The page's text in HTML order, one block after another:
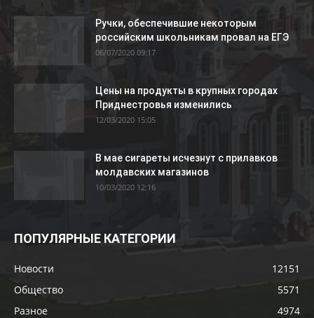
Ручки, обеспечившие некоторым
российским школьникам провал на ЕГЭ
06/07/2020 09:17
Цены на продукты в крупных городах
Приднестровья изменились
12/03/2020 15:05
В мае сигареты исчезнут с прилавков
молдавских магазинов
10/03/2020 12:16
ПОПУЛЯРНЫЕ КАТЕГОРИИ
Новости
12151
Общество
5571
Разное
4974